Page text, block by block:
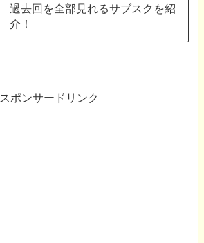
過去回を全部見れるサブスクを紹
介！
スポンサードリンク